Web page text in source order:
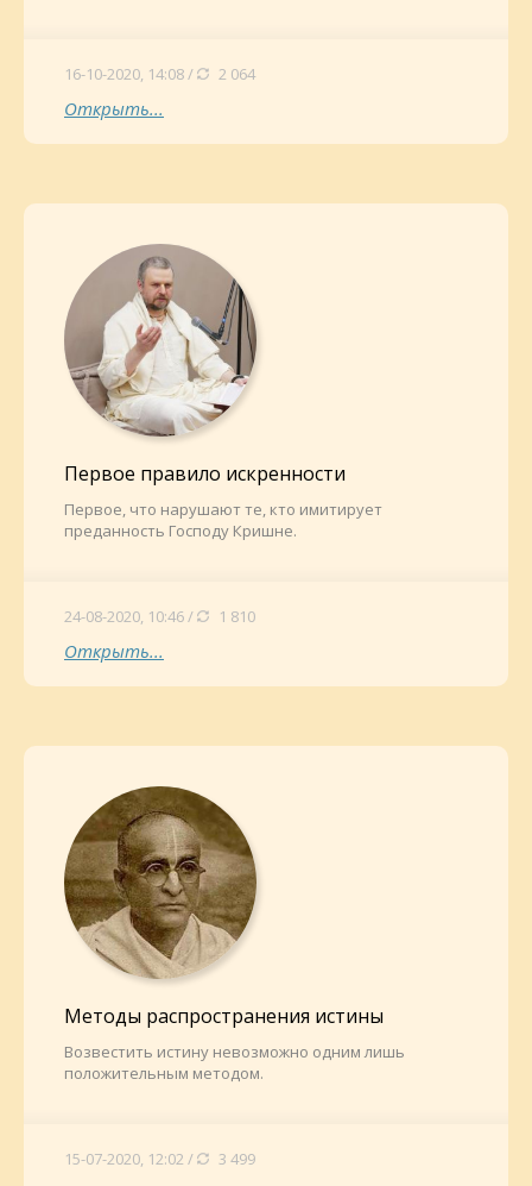
16-10-2020, 14:08 / 2 064
Открыть...
Первое правило искренности
Первое, что нарушают те, кто имитирует
преданность Господу Кришне.
24-08-2020, 10:46 / 1 810
Открыть...
Методы распространения истины
Возвестить истину невозможно одним лишь
положительным методом.
15-07-2020, 12:02 / 3 499